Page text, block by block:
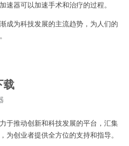
速器可以加速手术和治疗的过程。
为科技发展的主流趋势，为人们的
载
推动创新和科技发展的平台，汇集
为创业者提供全方位的支持和指导。